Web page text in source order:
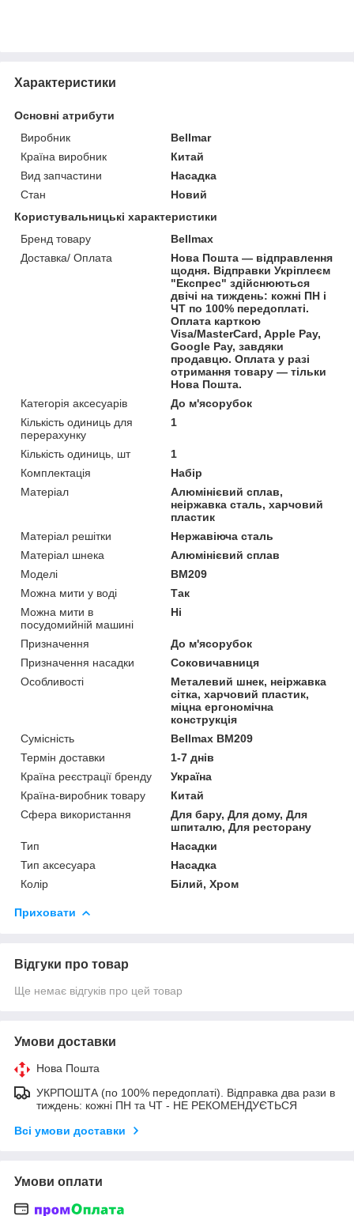
Характеристики
Основні атрибути
Виробник
Bellmar
Країна виробник
Китай
Вид запчастини
Насадка
Стан
Новий
Користувальницькі характеристики
Бренд товару
Bellmax
Доставка/ Оплата
Нова Пошта — відправлення
щодня. Відправки Укріплеєм
"Експрес" здійснюються
двічі на тиждень: кожні ПН і
ЧТ по 100% передоплаті.
Оплата карткою
Visa/MasterCard, Apple Pay,
Google Pay, завдяки
продавцю. Оплата у разі
отримання товару — тільки
Нова Пошта.
Категорія аксесуарів
До м'ясорубок
Кількість одиниць для
перерахунку
1
Кількість одиниць, шт
1
Комплектація
Набір
Матеріал
Алюмінієвий сплав,
неіржавка сталь, харчовий
пластик
Матеріал решітки
Нержавіюча сталь
Матеріал шнека
Алюмінієвий сплав
Моделі
BM209
Можна мити у воді
Так
Можна мити в
посудомийній машині
Ні
Призначення
До м'ясорубок
Призначення насадки
Соковичавниця
Особливості
Металевий шнек, неіржавка
сітка, харчовий пластик,
міцна ергономічна
конструкція
Сумісність
Bellmax BM209
Термін доставки
1-7 днів
Країна реєстрації бренду
Україна
Країна-виробник товару
Китай
Сфера використання
Для бару, Для дому, Для
шпиталю, Для ресторану
Тип
Насадки
Тип аксесуара
Насадка
Колір
Білий, Хром
Приховати
Відгуки про товар
Ще немає відгуків про цей товар
Умови доставки
Нова Пошта
УКРПОШТА (по 100% передоплаті). Відправка два рази в
тиждень: кожні ПН та ЧТ - НЕ РЕКОМЕНДУЄТЬСЯ
Всі умови доставки
Умови оплати